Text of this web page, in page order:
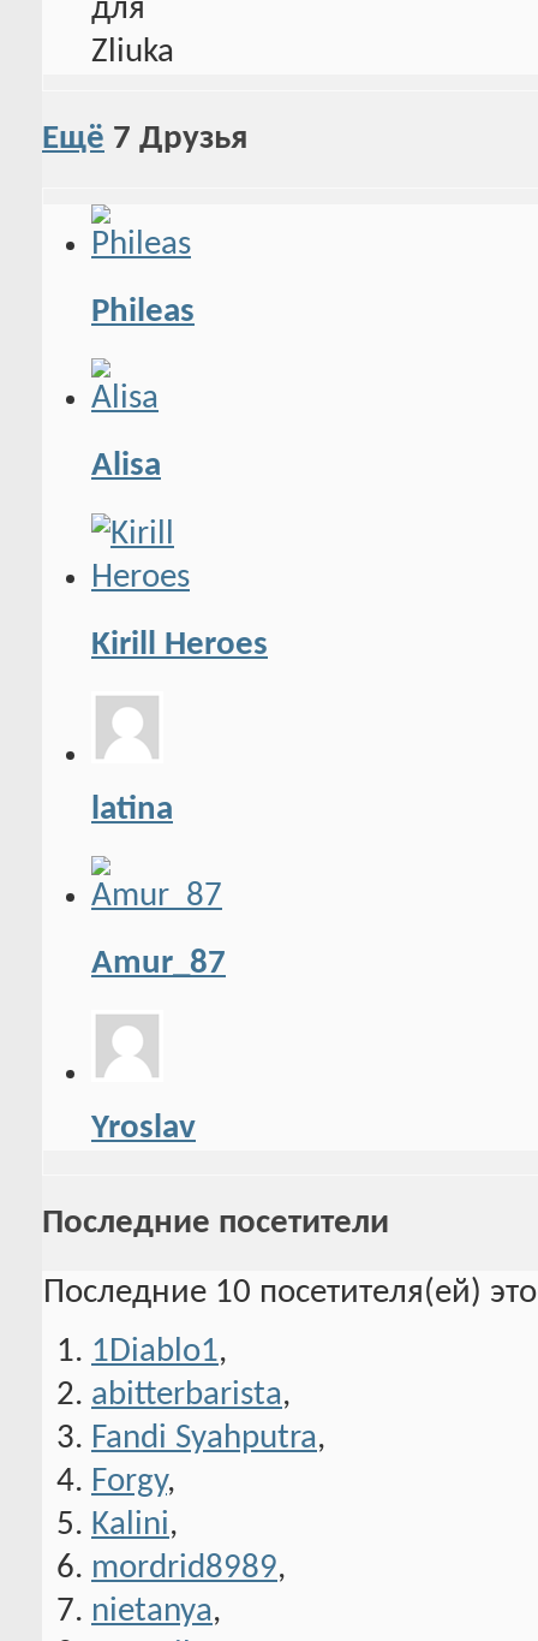
Ещё 7 Друзья
Phileas
Alisa
Kirill Heroes
latina
Amur_87
Yroslav
Последние посетители
Последние 10 посетителя(ей)
1Diablo1,
abitterbarista,
Fandi Syahputra,
Forgy,
Kalini,
mordrid8989,
nietanya,